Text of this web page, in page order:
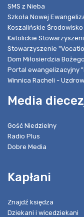
SMS z Nieba
Szkoła Nowej
Koszalińskie
Katolickie
Stowarzyszenie
Dom Miłosierdzia Bożego
Portal ewangelizacyjny
Winnica Racheli -
Media
Gość Niedzielny
Radio Plus
Dobre Media
Kapłani
Znajdź księdza
Dziekani i wicedziekani